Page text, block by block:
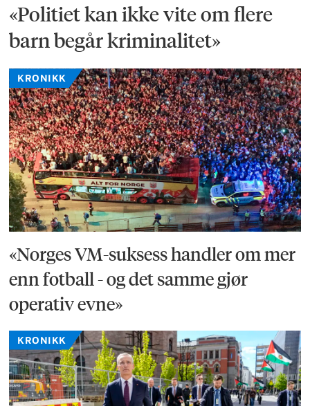
«Politiet kan ikke vite om flere
barn begår kriminalitet»
KRONIKK
«Norges VM-suksess handler om mer
enn fotball - og det samme gjør
operativ evne»
KRONIKK